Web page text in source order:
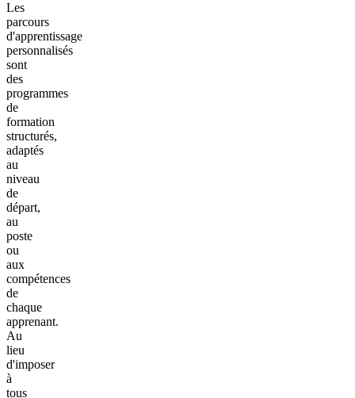
Les
parcours
d'apprentissage
personnalisés
sont
des
programmes
de
formation
structurés,
adaptés
au
niveau
de
départ,
au
poste
ou
aux
compétences
de
chaque
apprenant.
Au
lieu
d'imposer
à
tous